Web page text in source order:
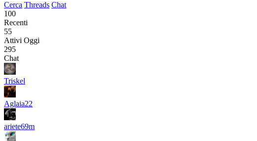
Cerca Threads Chat
100
Recenti
55
Attivi Oggi
295
Chat
Triskel
Aglaia22
ariete69m